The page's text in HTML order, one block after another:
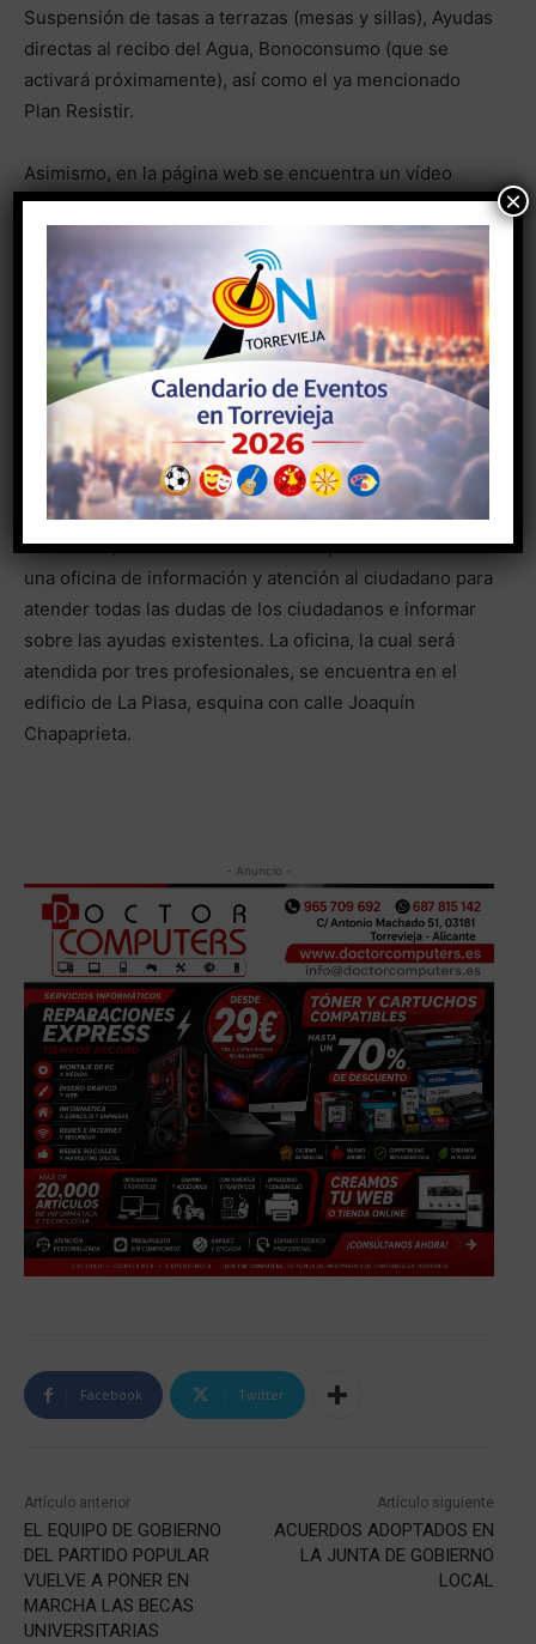
Suspensión de tasas a terrazas (mesas y sillas), Ayudas
directas al recibo del Agua, Bonoconsumo (que se
activará próximamente), así como el ya mencionado
Plan Resistir.
Asimismo, en la página web se encuentra un vídeo
explicativo de cómo se deben de rellenar todos los
documentos a aportar para acceder a las ayudas y cuál
es la forma de presentación (todos los documentos
será obligatorio presentarlos a través de Sede
Electrónica con firma digital).
Los usuarios también tienen disponibles un número de
teléfono (96 507 43 10) con un horario de 09:00 a
13:00 horas, y un correo electrónico
info@ahoratorrevieja.es.
Por último, el alcalde ha informado que se ha habilitado
una oficina de información y atención al ciudadano para
atender todas las dudas de los ciudadanos e informar
sobre las ayudas existentes. La oficina, la cual será
atendida por tres profesionales, se encuentra en el
edificio de La Plasa, esquina con calle Joaquín
Chapaprieta.
- Anuncio -
Facebook Twitter
Artículo anterior
EL EQUIPO DE GOBIERNO
DEL PARTIDO POPULAR
VUELVE A PONER EN
MARCHA LAS BECAS
UNIVERSITARIAS
Artículo siguiente
ACUERDOS ADOPTADOS EN
LA JUNTA DE GOBIERNO
LOCAL
×